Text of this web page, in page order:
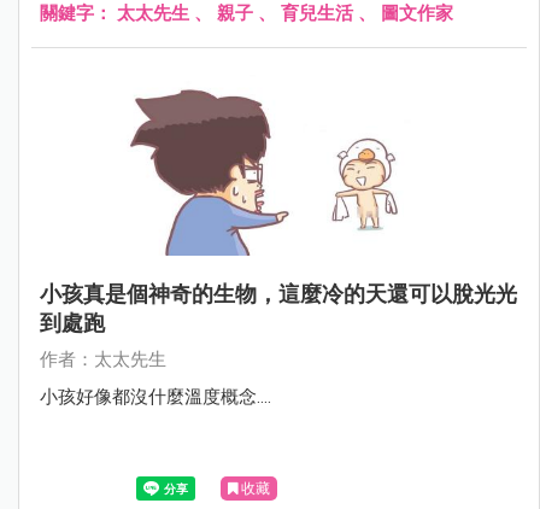
關鍵字： 太太先生 、 親子 、 育兒生活、 圖文作家
小孩真是個神奇的生物，這麼冷的天還可以脫光光
到處跑
作者：太太先生
小孩好像都沒什麼溫度概念....
收藏